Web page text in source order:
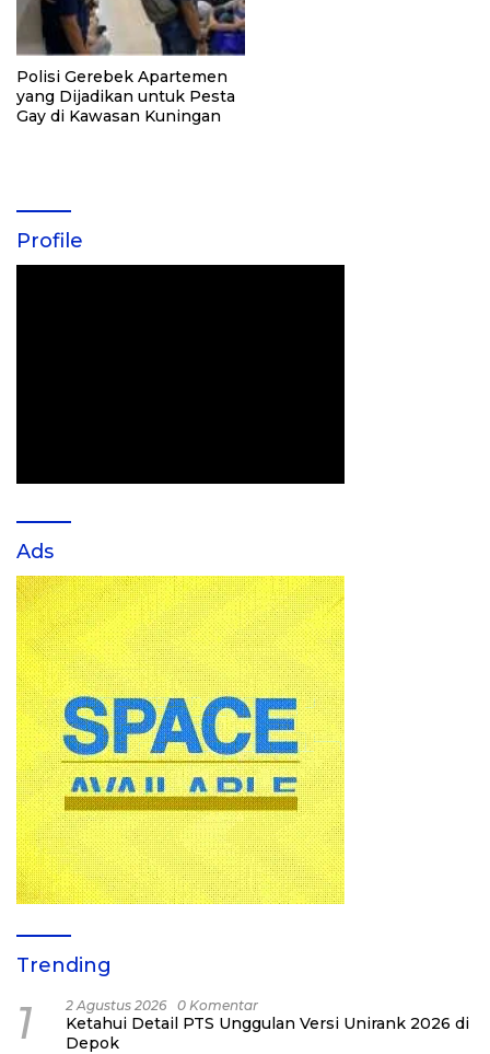
Polisi Gerebek Apartemen
yang Dijadikan untuk Pesta
Gay di Kawasan Kuningan
Profile
Ads
Trending
1 2 Agustus 2026 0 Komentar
Ketahui Detail PTS Unggulan Versi Unirank 2026 di
Depok